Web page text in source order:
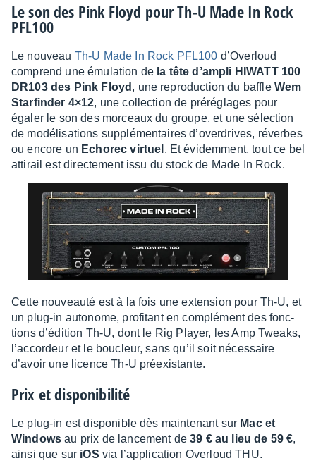
Le son des Pink Floyd pour Th-U Made In Rock
PFL100
Le nouveau Th-U Made In Rock PFL100 d’Over­loud
comprend une émula­tion de la tête d’am­pli HIWATT 100
DR103 des Pink Floyd , une repro­duc­tion du baffle Wem
Star­fin­der 4×12, une collec­tion de préré­glages pour
égaler le son des morceaux du groupe, et une sélec­tion
de modé­li­sa­tions supplé­men­taires d’over­drives, réverbes
ou encore un Echo­rec virtuel . Et évidem­ment, tout ce bel
atti­rail est direc­te­ment issu du stock de Made In Rock.
Cette nouveauté est à la fois une exten­sion pour Th-U, et
un plug-in auto­nome, profi­tant en complé­ment des fonc­
tions d’édi­tion Th-U, dont le Rig Player, les Amp Tweaks,
l’ac­cor­deur et le boucleur, sans qu’il soit néces­saire
d’avoir une licence Th-U préexis­tante.
Prix et dispo­ni­bi­lité
Le plug-in est dispo­nible dès main­te­nant sur Mac et
Windows au prix de lance­ment de39 € au lieu de 59 €,
ainsi que sur iOS via l’ap­pli­ca­tion Over­loud THU.